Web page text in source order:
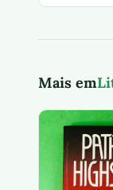
Mais em